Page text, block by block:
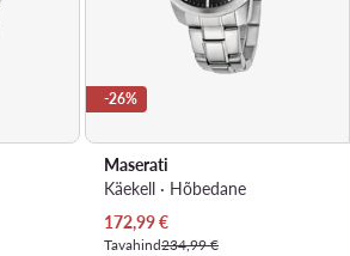
-26%
Maserati
Käekell · Hõbedane
Praegune hind
172,99€
Tavahind234,99 €